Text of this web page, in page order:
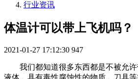
行业资讯
体温计可以带上飞机吗？
2021-01-27 17:12:30 947
我们都知道很多东西都是不被允
液体、具有毒性腐蚀性的物质、刀具